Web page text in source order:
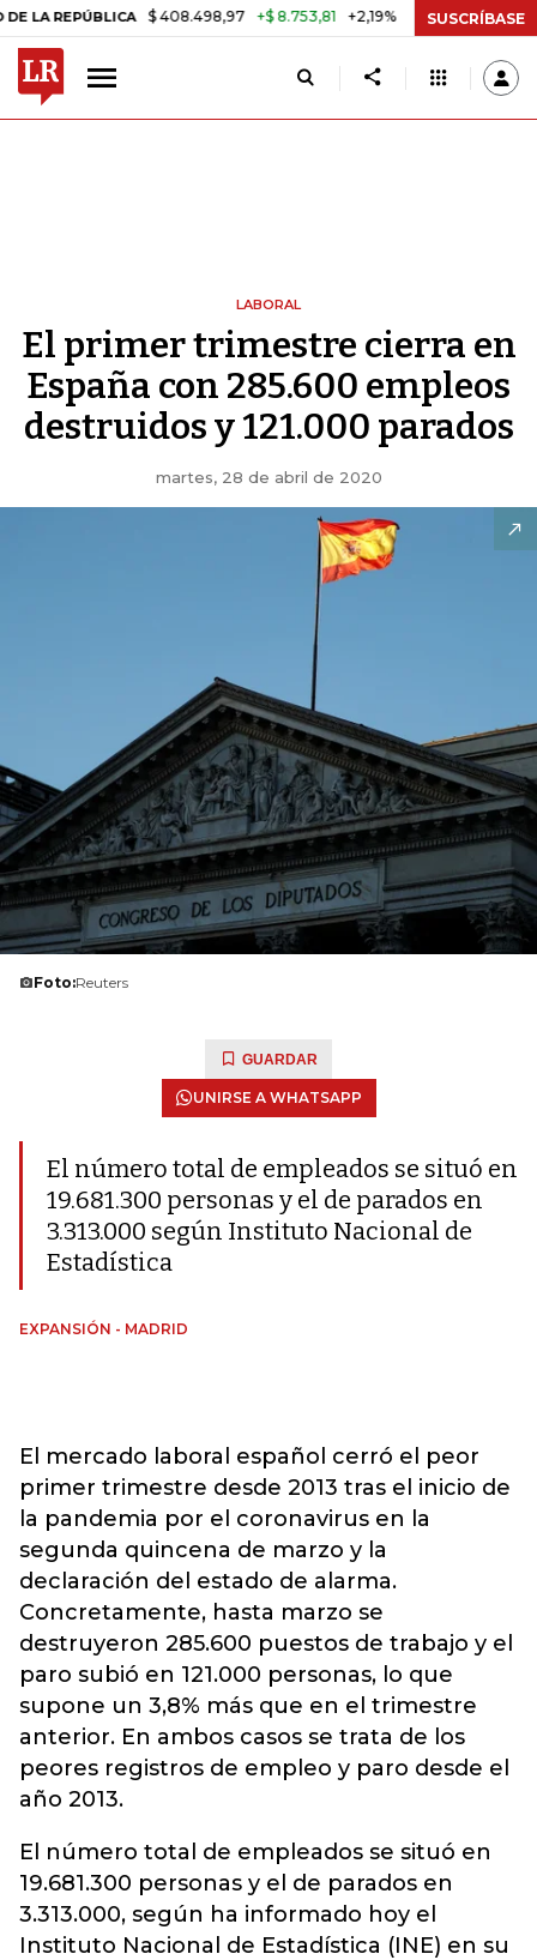
$ 408.498,97 +$ 8.753,81 +2,19% TASA DE USURASUSCRÍBASE
LABORAL
El primer trimestre cierra en
España con 285.600 empleos
destruidos y 121.000 parados
martes, 28 de abril de 2020
Foto:Reuters
GUARDAR
UNIRSE A WHATSAPP
El número total de empleados se situó en
19.681.300 personas y el de parados en
3.313.000 según Instituto Nacional de
Estadística
EXPANSIÓN - MADRID
El mercado laboral español cerró el peor
primer trimestre desde 2013 tras el inicio de
la pandemia por el coronavirus en la
segunda quincena de marzo y la
declaración del estado de alarma.
Concretamente, hasta marzo se
destruyeron 285.600 puestos de trabajo y el
paro subió en 121.000 personas, lo que
supone un 3,8% más que en el trimestre
anterior. En ambos casos se trata de los
peores registros de empleo y paro desde el
año 2013.
El número total de empleados se situó en
19.681.300 personas y el de parados en
3.313.000, según ha informado hoy el
Instituto Nacional de Estadística (INE) en su